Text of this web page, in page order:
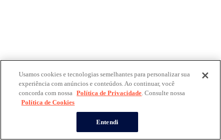
Usamos cookies e tecnologias semelhantes para personalizar sua
experiência com anúncios e conteúdos. Ao continuar, você
concorda com nossa Política de Privacidade. Consulte nossa
Política de Cookies
Entendi